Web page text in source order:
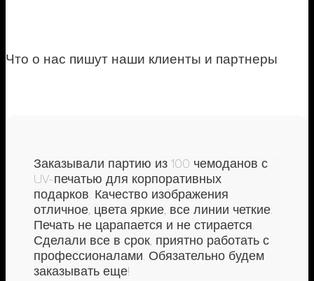
Что о нас пишут наши клиенты и партнеры
Заказывали партию из 100 чемоданов с
UV-печатью для корпоративных
подарков. Качество изображения
отличное, цвета яркие, все линии четкие.
Печать не царапается и не стирается.
Сделали все в срок, приятно работать с
профессионалами. Обязательно будем
заказывать еще!